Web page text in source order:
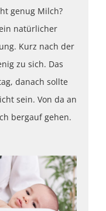
genug Milch?
natürlicher
Kurz nach der
zu sich. Das
danach sollte
sein. Von da an
bergauf gehen.